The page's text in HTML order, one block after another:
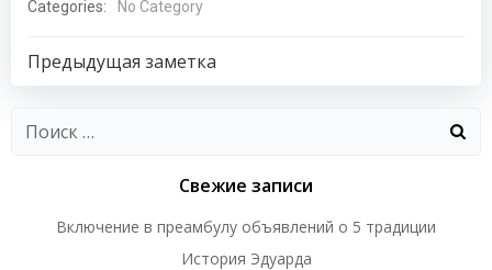
Categories: No Category
Навигация
по
записям
Предыдущая заметка
Свежие записи
Включение в преамбулу объявлений о 5 традиции
История Эдуарда